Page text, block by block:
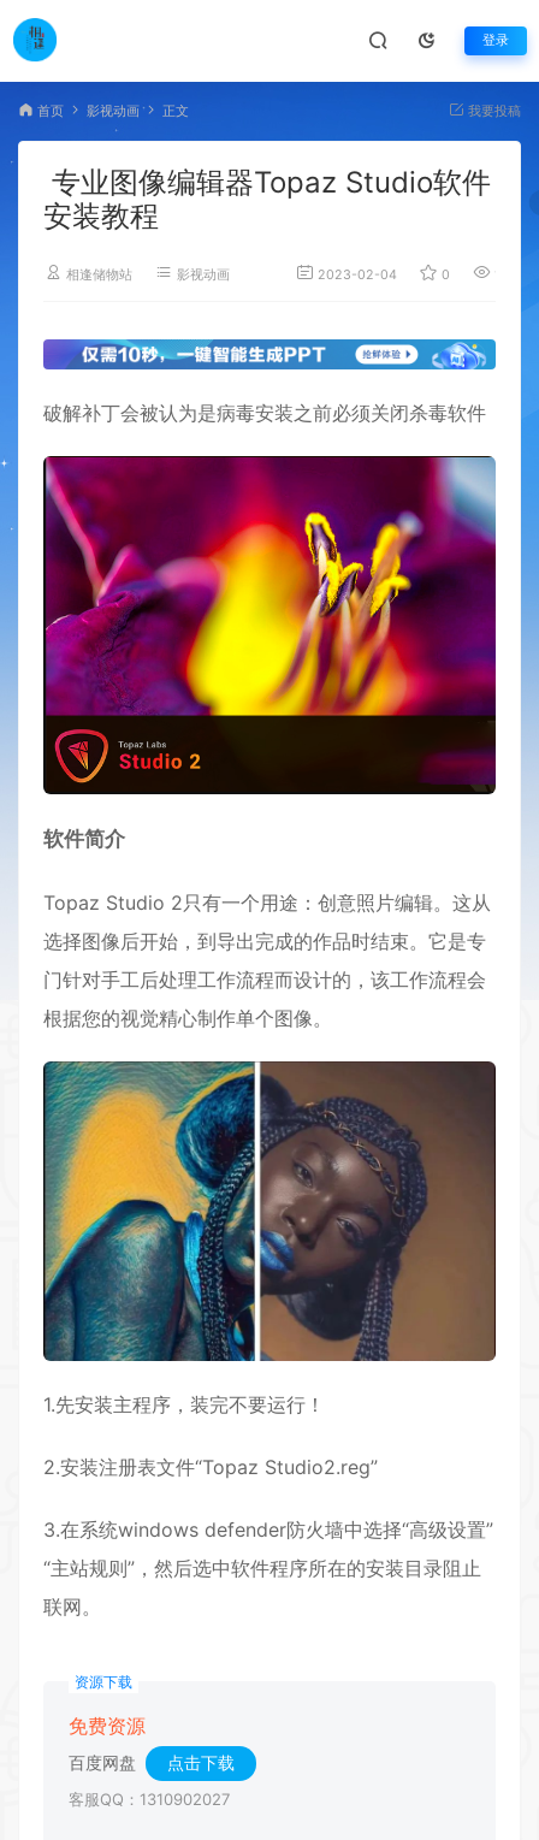
登录
首页 影视动画 正文 我要投稿
专业图像编辑器Topaz Studio软件
安装教程
相逢储物站 影视动画 2023-02-04 0
破解补丁会被认为是病毒安装之前必须关闭杀毒软件
软件简介
Topaz Studio 2只有一个用途：创意照片编辑。这从
选择图像后开始，到导出完成的作品时结束。它是专
门针对手工后处理工作流程而设计的，该工作流程会
根据您的视觉精心制作单个图像。
1.先安装主程序，装完不要运行！
2.安装注册表文件“Topaz Studio2.reg”
3.在系统windows defender防火墙中选择“高级设置”
“主站规则”，然后选中软件程序所在的安装目录阻止
联网。
资源下载
免费资源
百度网盘 点击下载
客服QQ：1310902027